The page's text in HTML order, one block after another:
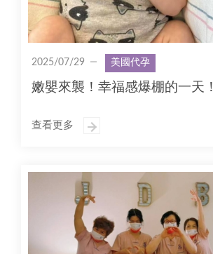
2025/07/29 美國代孕
嫩嬰來襲！幸福感爆棚的一天！
查看更多